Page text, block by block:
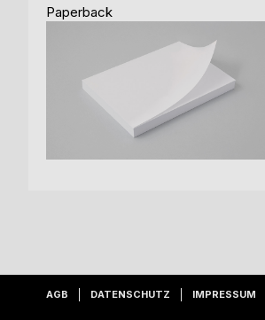
Paperback
AGB DATENSCHUTZ IMPRESSUM